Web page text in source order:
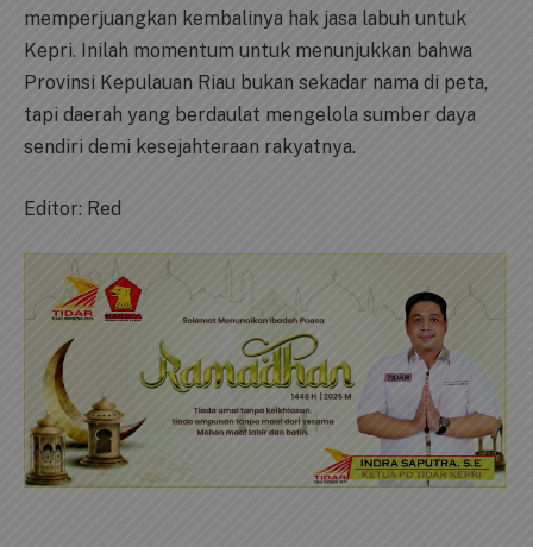
memperjuangkan kembalinya hak jasa labuh untuk
Kepri. Inilah momentum untuk menunjukkan bahwa
Provinsi Kepulauan Riau bukan sekadar nama di peta,
tapi daerah yang berdaulat mengelola sumber daya
sendiri demi kesejahteraan rakyatnya.
Editor: Red